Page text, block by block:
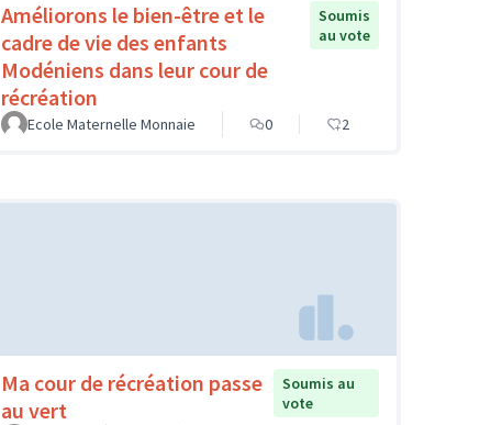
Améliorons le bien-être et le
cadre de vie des enfants
Modéniens dans leur cour de
récréation
Soumis
au vote
Ecole Maternelle Monnaie 0 2
Ma cour de récréation passe
au vert
Soumis au
vote